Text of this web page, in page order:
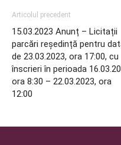
Articolul precedent
15.03.2023 Anunț – Licitații
parcări reședință pentru
de 23.03.2023, ora 17:00, cu
înscrieri în perioada
ora 8:30 – 22.03.2023, ora
12:00